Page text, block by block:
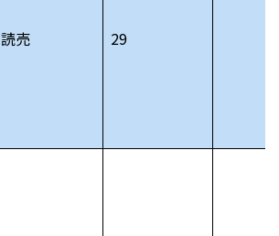
読売 29